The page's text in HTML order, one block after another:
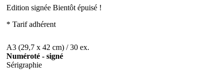
Edition signée Bientôt épuisé !
* Tarif adhérent
A3 (29,7 x 42 cm) / 30 ex.
Numéroté - signé
Sérigraphie